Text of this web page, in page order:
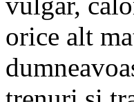
orice alt